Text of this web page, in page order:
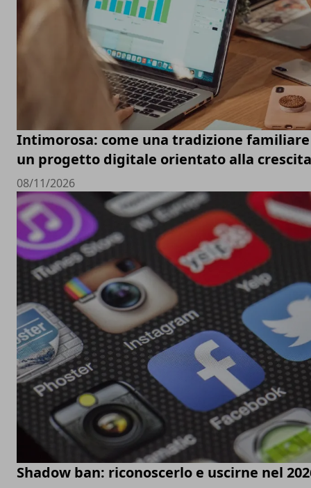
Intimorosa: come una tradizione
un progetto digitale orientato alla
08/11/2026
Shadow ban: riconoscerlo e uscirne nel